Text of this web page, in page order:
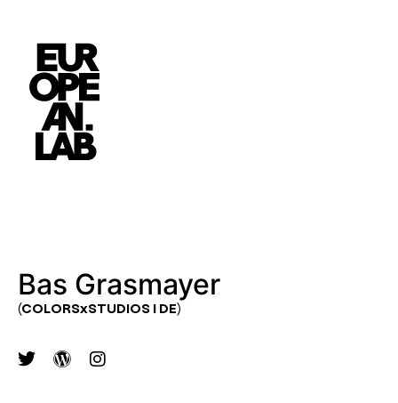
Bas Grasmayer
(COLORSxSTUDIOS I DE)